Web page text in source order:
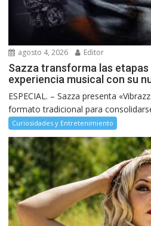
agosto 4, 2026 Editor
Sazza transforma las etapas
experiencia musical con su
ESPECIAL. – Sazza presenta
formato tradicional para
Curiosidades y Entretenimiento